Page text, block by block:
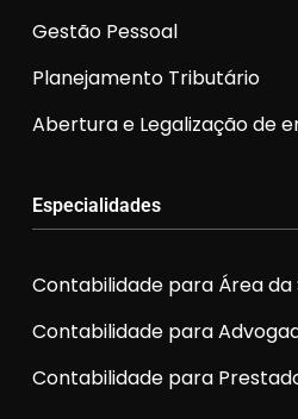
Gestão Pessoal
Planejamento Tributário
Abertura e Legalização de
Especialidades
Contabilidade para Área da
Contabilidade para
Contabilidade para